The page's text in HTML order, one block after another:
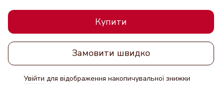
Купити
Замовити швидко
Увійти для відображення накопичувальної знижки